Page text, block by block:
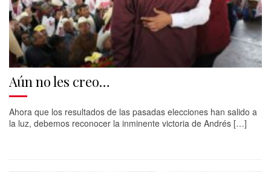
Aún no les creo…
Ahora que los resultados de las pasadas elecciones han salido a
la luz, debemos reconocer la inminente victoria de Andrés […]